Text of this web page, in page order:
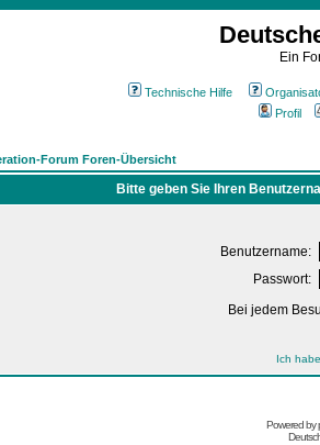
Ein
Technische Hilfe
Profil
Forum Foren-Übersicht
Bitte geben Sie Ihren
Benutzername:
Passwort:
Bei jedem
Ich
Powered by